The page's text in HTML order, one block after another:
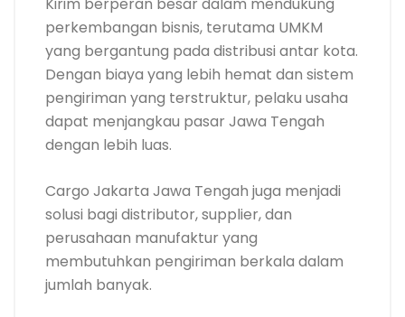
perkembangan bisnis, terutama UMKM
yang bergantung pada distribusi antar kota.
Dengan biaya yang lebih hemat dan sistem
pengiriman yang terstruktur, pelaku usaha
dapat menjangkau pasar Jawa Tengah
dengan lebih luas.
Cargo Jakarta Jawa Tengah juga menjadi
solusi bagi distributor, supplier, dan
perusahaan manufaktur yang
membutuhkan pengiriman berkala dalam
jumlah banyak.